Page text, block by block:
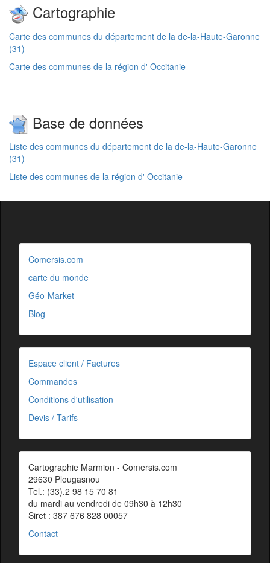
Cartographie
Carte des communes du département de la de-la-Haute-Garonne
(31)
Carte des communes de la région d' Occitanie
Base de données
Liste des communes du département de la de-la-Haute-Garonne
(31)
Liste des communes de la région d' Occitanie
Comersis.com
carte du monde
Géo-Market
Blog
Espace client / Factures
Commandes
Conditions d'utilisation
Devis / Tarifs
Cartographie Marmion - Comersis.com
29630 Plougasnou
Tel.: (33).2 98 15 70 81
du mardi au vendredi de 09h30 à 12h30
Siret : 387 676 828 00057
Contact